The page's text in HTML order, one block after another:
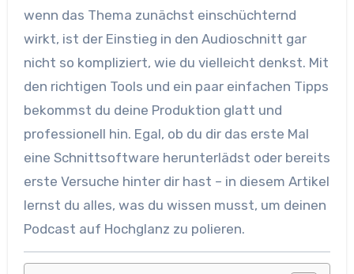
wenn das Thema zunächst einschüchternd
wirkt, ist der Einstieg in den Audioschnitt gar
nicht so kompliziert, wie du vielleicht denkst. Mit
den richtigen Tools und ein paar einfachen Tipps
bekommst du deine Produktion glatt und
professionell hin. Egal, ob du dir das erste Mal
eine Schnittsoftware herunterlädst oder bereits
erste Versuche hinter dir hast – in diesem Artikel
lernst du alles, was du wissen musst, um deinen
Podcast auf Hochglanz zu polieren.